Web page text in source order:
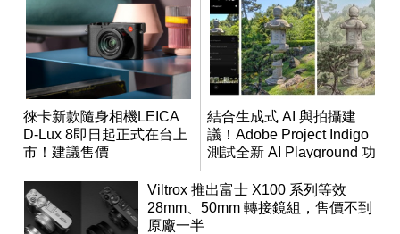
徠卡新款隨身相機LEICA
D-Lux 8即日起正式在台上
市！建議售價
NT$58,500。
結合生成式 AI 與拍攝建
議！Adobe Project Indigo
測試全新 AI Playground 功
能
Viltrox 推出富士 X100 系列等效
28mm、50mm 轉接鏡組，售價不到
原廠一半